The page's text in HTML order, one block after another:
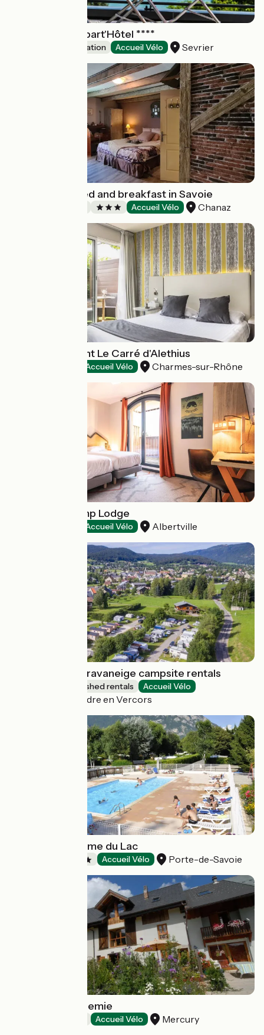
Côte Ouest Appart'Hôtel ****
Group accommodation Accueil Vélo Sevrier
Le Doux Nid : bed and breakfast in Savoie
Accueil Vélo Chanaz
Hôtel-Restaurant Le Carré d'Alethius
Accueil Vélo Charmes-sur-Rhône
Hôtel Base Camp Lodge
Accueil Vélo Albertville
Le Vercors - Caravaneige campsite rentals
Lodgings and furnished rentals Accueil Vélo
Autrans-Méaudre en Vercors
Camping La Ferme du Lac
Accueil Vélo Porte-de-Savoie
La Ferme de Noemie
Accueil Vélo Mercury